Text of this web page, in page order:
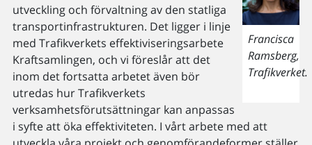
Francisca
Ramsberg,
Trafikverket.
utveckling och förvaltning av den statliga
transportinfrastrukturen. Det ligger i linje
med Trafikverkets effektiviseringsarbete
Kraftsamlingen, och vi föreslår att det
inom det fortsatta arbetet även bör
utredas hur Trafikverkets
verksamhetsförutsättningar kan anpassas
i syfte att öka effektiviteten. I vårt arbete med att